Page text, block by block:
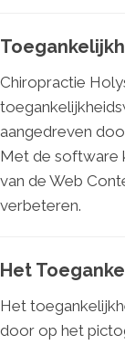
Chiropractie
aangedreven
Met de software
van de Web
verbeteren.
Het
Het
door op het